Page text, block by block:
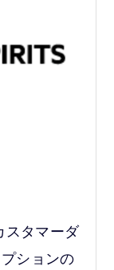
スタマーダ
ションの